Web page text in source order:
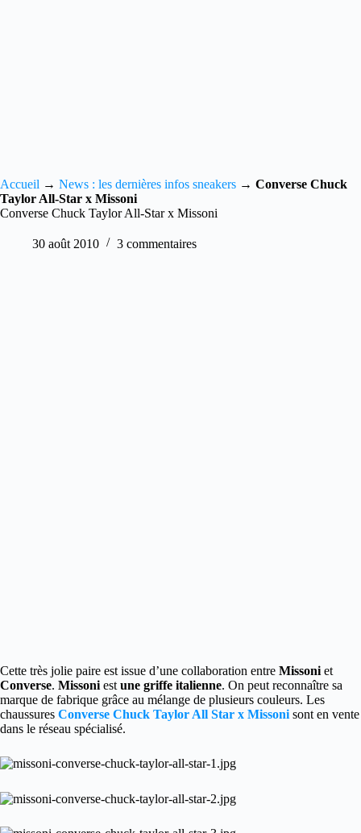
Accueil → News : les dernières infos sneakers → Converse Chuck
Taylor All-Star x Missoni
Converse Chuck Taylor All-Star x Missoni
30 août 2010 3 commentaires
Cette très jolie paire est issue d’une collaboration entre Missoni et
Converse. Missoni est une griffe italienne. On peut reconnaître sa
marque de fabrique grâce au mélange de plusieurs couleurs. Les
chaussures Converse Chuck Taylor All Star x Missoni sont en vente
dans le réseau spécialisé.